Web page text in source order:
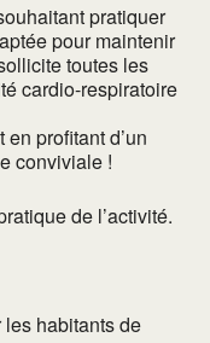
pratiquer
pour maintenir
toutes les
cardio-respiratoire
profitant d’un
conviviale !
de l’activité.
les habitants de